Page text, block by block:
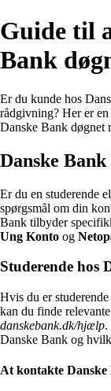
Guide til
Bank
Er du kunde hos
rådgivning? Her er
Danske Bank døgnet
Danske
Er du en studerende
spørgsmål om din
Bank tilbyder
Ung Konto og
Studerende hos
Hvis du er
kan du finde
danskebank.dk/hjælp.
Danske Bank og
At kontakte Danske